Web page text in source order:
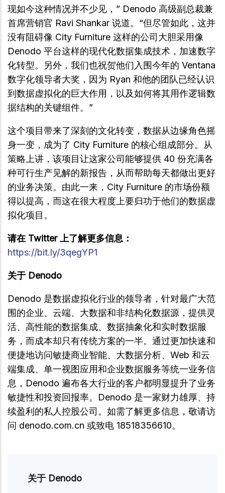
现如今这种情况并不少见，” Denodo 高级副总裁兼
首席营销官 Ravi Shankar 说道。“但尽管如此，这并
没有阻碍像 City Furniture 这样的公司大胆采用像
Denodo 平台这样的现代化数据集成技术，加速数字
化转型。另外，我们也祝贺他们入围今年的 Ventana
数字化领导者大奖，因为 Ryan 和他的团队已经认识
到数据虚拟化的巨大作用，以及如何将其用作逻辑数
据结构的关键组件。”
这个项目带来了深刻的文化转变，数据从边缘角色摇
身一变，成为了 City Furniture 的核心组成部分。从
策略上讲，该项目让这家公司能够提供 40 份充满各
种可行生产见解的新报告，从而帮助每天都做出更好
的业务决策。由此一来，City Furniture 的市场份额
得以提高，而这在很大程度上要归功于他们的数据虚
拟化项目。
请在 Twitter 上了解更多信息：
https://bit.ly/3qegYP1
关于 Denodo
Denodo 是数据虚拟化行业的领导者，针对最广大范
围的企业、云端、大数据和非结构化数据源，提供灵
活、高性能的数据集成、数据抽象化和实时数据服
务，而成本却只有传统方案的一半。通过更加快速和
便捷地访问敏捷商业智能、大数据分析、Web 和云
端集成、单一视图应用和企业数据服务等统一业务信
息，Denodo 遍布各大行业的客户都明显提升了业务
敏捷性和投资回报率。Denodo 是一家财力雄厚、持
续盈利的私人控股公司。如需了解更多信息，敬请访
问 denodo.com.cn 或致电 18518356610。
关于 Denodo